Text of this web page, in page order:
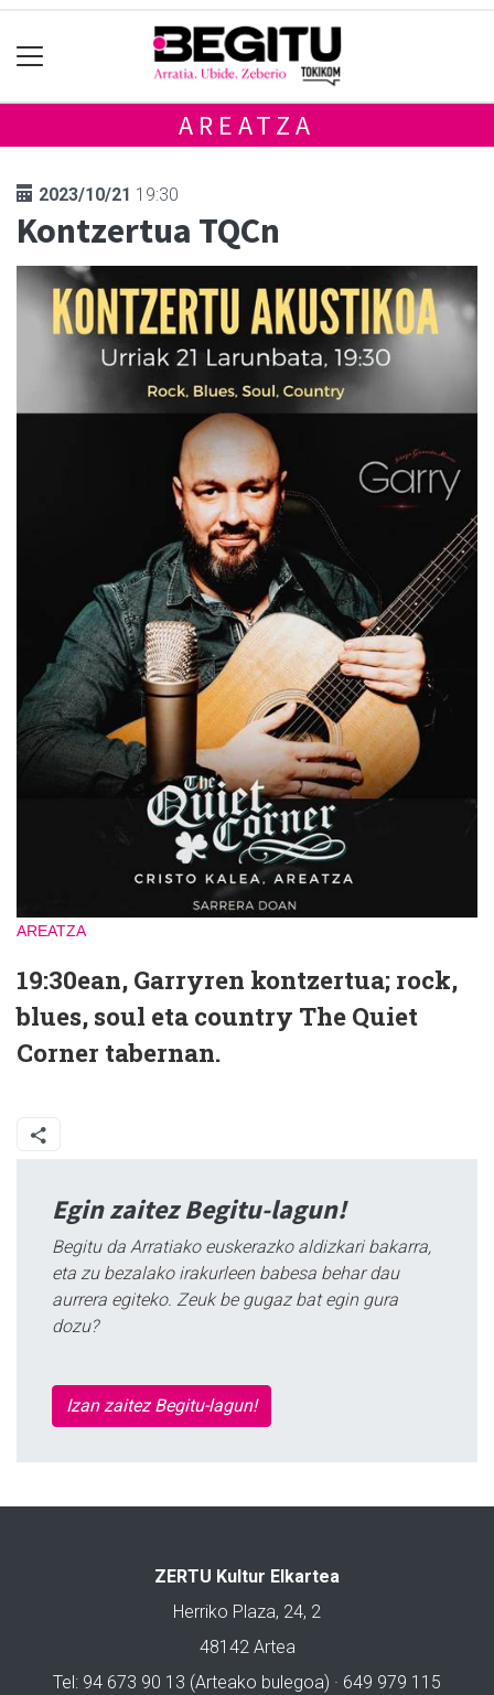
AREATZA
2023/10/21 19:30
Kontzertua TQCn
AREATZA
19:30ean, Garryren kontzertua; rock,
blues, soul eta country The Quiet
Corner tabernan.
Egin zaitez Begitu-lagun!
Begitu da Arratiako euskerazko aldizkari bakarra,
eta zu bezalako irakurleen babesa behar dau
aurrera egiteko. Zeuk be gugaz bat egin gura
dozu?
Izan zaitez Begitu-lagun!
ZERTU Kultur Elkartea
Herriko Plaza, 24, 2
48142 Artea
Tel: 94 673 90 13 (Arteako bulegoa) · 649 979 115